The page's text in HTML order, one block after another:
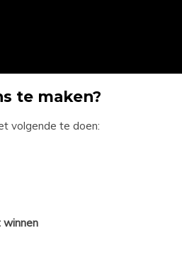
te maken?
volgende te doen: